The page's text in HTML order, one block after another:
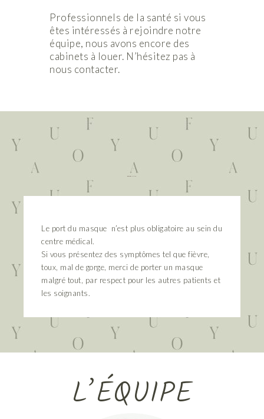
Professionnels de la santé si vous
êtes intéressés à rejoindre notre
équipe, nous avons encore des
cabinets à louer. N’hésitez pas à
nous contacter.
Le port du masque n’est plus obligatoire au sein du
centre médical.
Si vous présentez des symptômes tel que fièvre,
toux, mal de gorge, merci de porter un masque
malgré tout, par respect pour les autres patients et
les soignants.
L’ÉQUIPE